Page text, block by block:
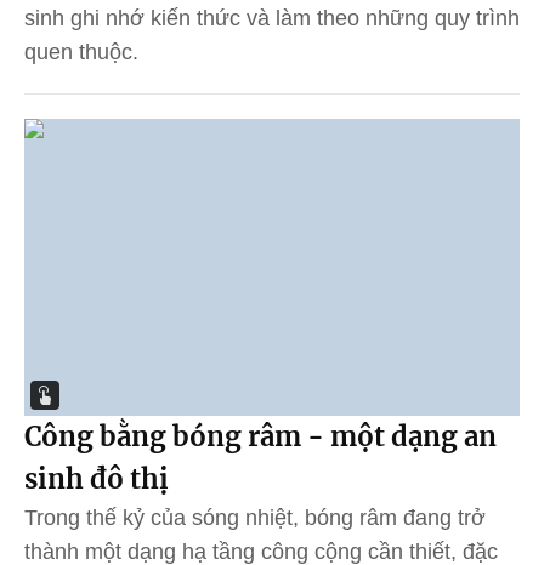
sinh ghi nhớ kiến thức và làm theo những quy trình
quen thuộc.
Công bằng bóng râm - một dạng an
sinh đô thị
Trong thế kỷ của sóng nhiệt, bóng râm đang trở
thành một dạng hạ tầng công cộng cần thiết, đặc